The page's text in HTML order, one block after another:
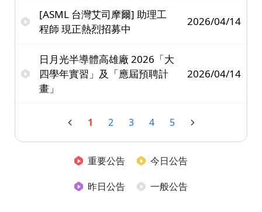
[ASML 台灣艾司摩爾] 助理工
程師 現正熱烈招募中
2026/04/14
日月光半導體高雄廠 2026「大
四學年實習」及「應屆預聘計
畫」
2026/04/14
1 2 3 4 5
重要公告
今日公告
昨日公告
一般公告